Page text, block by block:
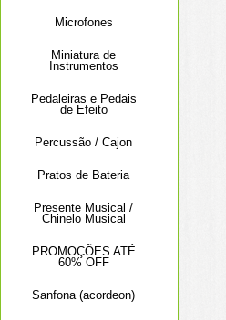
Microfones
Miniatura de
Instrumentos
Pedaleiras e Pedais
de Efeito
Percussão / Cajon
Pratos de Bateria
Presente Musical /
Chinelo Musical
PROMOÇÕES ATÉ
60% OFF
Sanfona (acordeon)